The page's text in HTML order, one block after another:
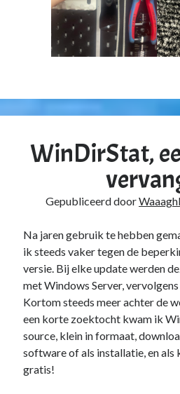
WinDirStat,
Gepubliceerd door
Na jaren gebruik te hebben
ik steeds vaker tegen de
versie. Bij elke update werden
met Windows Server,
Kortom steeds meer achter de
een korte zoektocht kwam ik
source, klein in formaat,
software of als installatie, en als
gratis!